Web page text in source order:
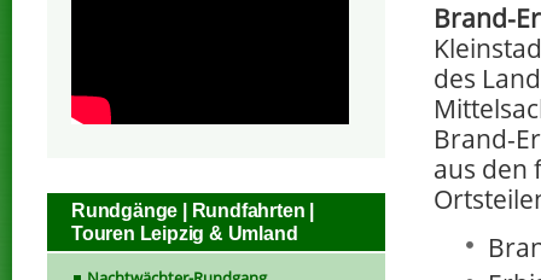
Brand-
des
Brand-
aus den
Rundgänge | Rundfahrten |
Touren Leipzig & Umland